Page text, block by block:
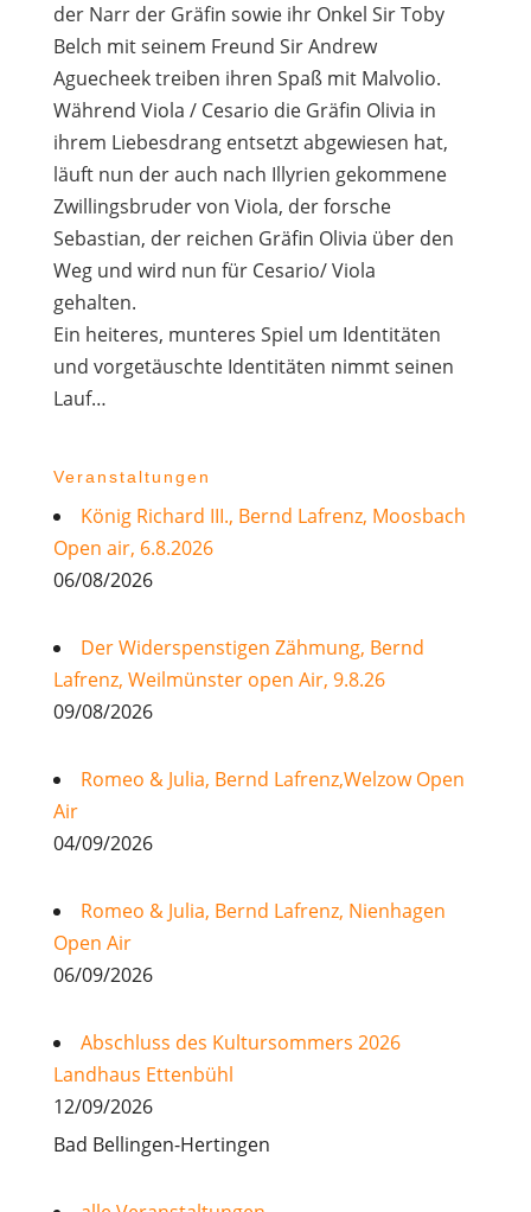
der Narr der Gräfin sowie ihr Onkel Sir Toby
Belch mit seinem Freund Sir Andrew
Aguecheek treiben ihren Spaß mit Malvolio.
Während Viola / Cesario die Gräfin Olivia in
ihrem Liebesdrang entsetzt abgewiesen hat,
läuft nun der auch nach Illyrien gekommene
Zwillingsbruder von Viola, der forsche
Sebastian, der reichen Gräfin Olivia über den
Weg und wird nun für Cesario/ Viola
gehalten.
Ein heiteres, munteres Spiel um Identitäten
und vorgetäuschte Identitäten nimmt seinen
Lauf…
Veranstaltungen
König Richard III., Bernd Lafrenz, Moosbach
Open air, 6.8.2026
06/08/2026
Der Widerspenstigen Zähmung, Bernd
Lafrenz, Weilmünster open Air, 9.8.26
09/08/2026
Romeo & Julia, Bernd Lafrenz,Welzow Open
Air
04/09/2026
Romeo & Julia, Bernd Lafrenz, Nienhagen
Open Air
06/09/2026
Abschluss des Kultursommers 2026
Landhaus Ettenbühl
12/09/2026
Bad Bellingen-Hertingen